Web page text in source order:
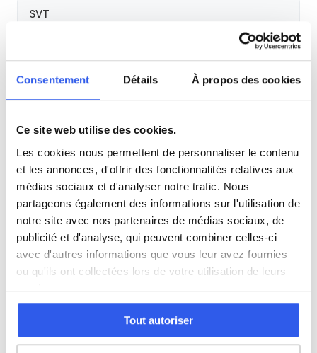
Consentement Détails À propos des cookies
Ce site web utilise des cookies.
Les cookies nous permettent de personnaliser le contenu
et les annonces, d'offrir des fonctionnalités relatives aux
médias sociaux et d'analyser notre trafic. Nous
partageons également des informations sur l'utilisation de
notre site avec nos partenaires de médias sociaux, de
publicité et d'analyse, qui peuvent combiner celles-ci
avec d'autres informations que vous leur avez fournies
ou qu'ils ont collectées lors de votre utilisation de leurs
services.
Tout autoriser
SVT
Philosophie
Histoire
Économie
Espagnol
Allemand
Cours par niveau
Première
Études supérieures